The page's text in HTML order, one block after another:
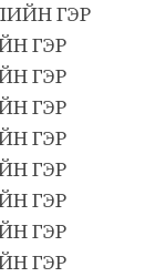
ГЭР
ГЭР
ГЭР
ГЭР
ГЭР
ГЭР
ГЭР
ГЭР
ГЭР